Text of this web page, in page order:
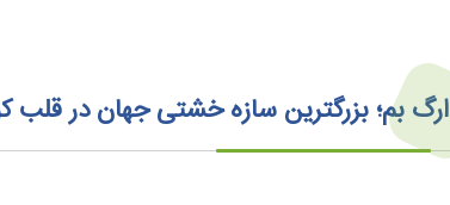
ارگ بم؛ بزرگترین سازه خشتی جهان در قلب